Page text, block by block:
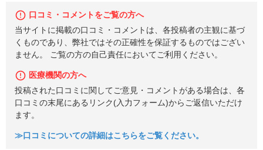
口コミ・コメントをご覧の方へ
当サイトに掲載の口コミ・コメントは、各投稿者の主観に基づ
くものであり、弊社ではその正確性を保証するものではござい
ません。 ご覧の方の自己責任においてご利用ください。
医療機関の方へ
投稿された口コミに関してご意見・コメントがある場合は、各
口コミの末尾にあるリンク(入力フォーム)からご返信いただけ
ます。
≫口コミについての詳細はこちらをご覧ください。